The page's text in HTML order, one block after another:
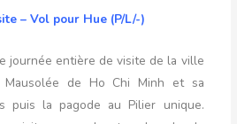
– Vol pour Hue (P/L/-)
journée entière de visite de la ville
de Ho Chi Minh et sa
puis la pagode au Pilier unique.